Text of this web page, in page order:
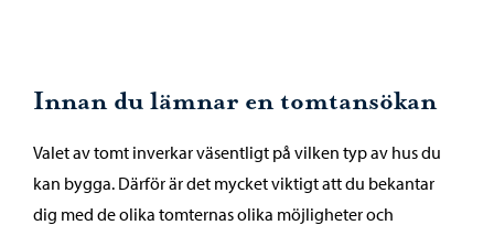
Innan du lämnar en tomtansökan
Valet av tomt inverkar väsentligt på vilken typ av hus du
kan bygga. Därför är det mycket viktigt att du bekantar
dig med de olika tomternas olika möjligheter och